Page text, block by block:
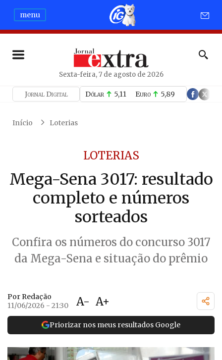
menu
Sexta-feira, 7 de agosto de 2026
Jornal Digital Dólar 5,11 Euro 5,89
Início Loterias
LOTERIAS
Mega-Sena 3017: resultado
completo e números
sorteados
Confira os números do concurso 3017
da Mega-Sena e situação do prêmio
Por Redação
11/06/2026 - 21:30
A- A+
Priorizar nos meus resultados Google